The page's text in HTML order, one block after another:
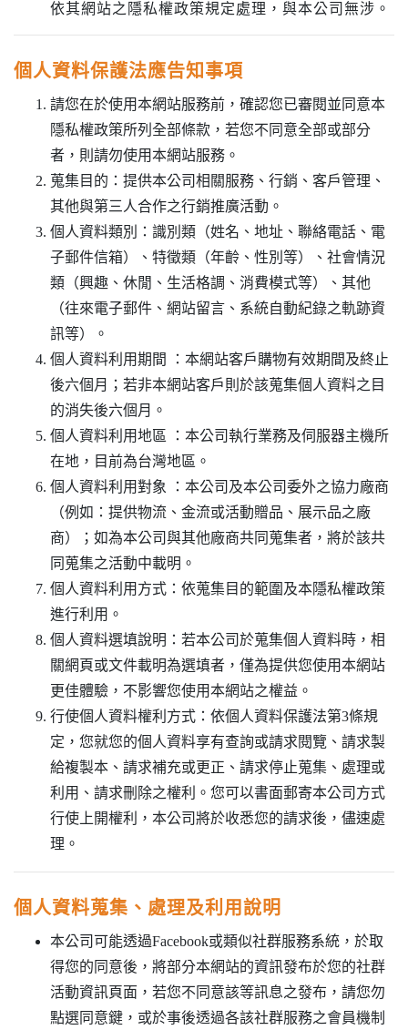
依其網站之隱私權政策規定處理，與本公司無涉。
個人資料保護法應告知事項
請您在於使用本網站服務前，確認您已審閱並同意本
隱私權政策所列全部條款，若您不同意全部或部分
者，則請勿使用本網站服務。
蒐集目的：提供本公司相關服務、行銷、客戶管理、
其他與第三人合作之行銷推廣活動。
個人資料類別：識別類（姓名、地址、聯絡電話、電
子郵件信箱）、特徵類（年齡、性別等）、社會情況
類（興趣、休閒、生活格調、消費模式等）、其他
（往來電子郵件、網站留言、系統自動紀錄之軌跡資
訊等）。
個人資料利用期間 ：本網站客戶購物有效期間及終止
後六個月；若非本網站客戶則於該蒐集個人資料之目
的消失後六個月。
個人資料利用地區 ：本公司執行業務及伺服器主機所
在地，目前為台灣地區。
個人資料利用對象 ：本公司及本公司委外之協力廠商
（例如：提供物流、金流或活動贈品、展示品之廠
商）；如為本公司與其他廠商共同蒐集者，將於該共
同蒐集之活動中載明。
個人資料利用方式：依蒐集目的範圍及本隱私權政策
進行利用。
個人資料選填說明：若本公司於蒐集個人資料時，相
關網頁或文件載明為選填者，僅為提供您使用本網站
更佳體驗，不影響您使用本網站之權益。
行使個人資料權利方式：依個人資料保護法第3條規
定，您就您的個人資料享有查詢或請求閱覽、請求製
給複製本、請求補充或更正、請求停止蒐集、處理或
利用、請求刪除之權利。您可以書面郵寄本公司方式
行使上開權利，本公司將於收悉您的請求後，儘速處
理。
個人資料蒐集、處理及利用說明
本公司可能透過Facebook或類似社群服務系統，於取
得您的同意後，將部分本網站的資訊發布於您的社群
活動資訊頁面，若您不同意該等訊息之發布，請您勿
點選同意鍵，或於事後透過各該社群服務之會員機制